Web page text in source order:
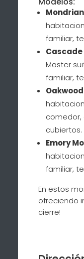
familiar,
Cascade
Master
familiar,
comedor,
cubiertos.
Emory
familiar,
En estos
ofreciendo
cierre!